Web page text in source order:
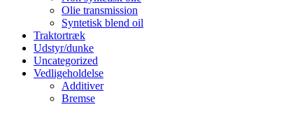
Olie transmission
Syntetisk blend oil
Traktortræk
Udstyr/dunke
Uncategorized
Vedligeholdelse
Additiver
Bremse